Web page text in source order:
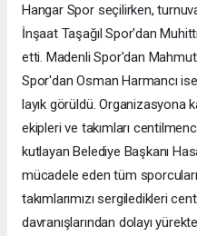
Hangar Spor seçilirken,
İnşaat Taşağıl Spor'dan
etti. Madenli Spor'dan
Spor'dan Osman Harmancı
layık görüldü. Organizasyona
ekipleri ve takımları
kutlayan Belediye Başkanı
mücadele eden tüm
takımlarımızı sergiledikleri
davranışlarından dolayı